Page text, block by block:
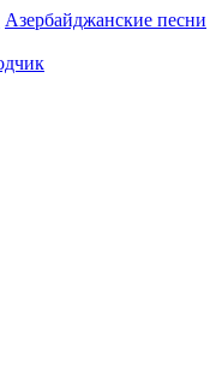
Азербайджанские песни